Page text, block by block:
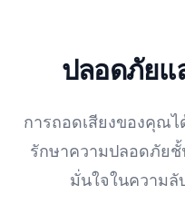
ปลอดภัยแ
การถอดเสียงของคุณ
รักษาความปลอดภัย
มั่นใจในความลั